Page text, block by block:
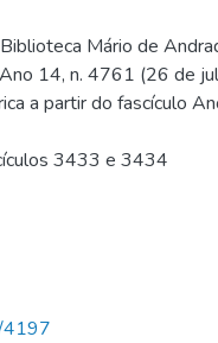
Mário de
14, n. 4761 (26 de
a partir do fascículo
3433 e 3434
4197